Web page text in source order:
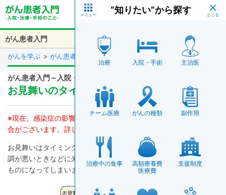
Skip
to
content
がん患者入門 メニュー
Introduction
Main
Menu
これからがんの治療を 始めるあなたへ
不安な気持ち、どうしたらいい？
正しい情報をつかもう！
まわりの人へ、どう伝えよう？
他の医師の意見も聞いてみよう！
治療を始める準備をしよう！
支援制度について知ろう
これからがんで入院するあなたへ
チーム医療ってなんだろう？
入院中にあると便利なものは？
快適に過ごすには、どうすればいい？
心がつらいときには、相談しよう。
入院・手術
入院生活のはじまり。どんな生活に？
看護師さんを頼ってみよう！
Breadcrumb
がんを学ぶ がん患者入門 入院・手術 お見舞いのタイミングは？
がん患者入門～入院・手術
お見舞いのタイミングは？
※現在、感染症の影響により各病院により面会制限がされている場
合がございます。詳しくは各病院にお問合せしてください。
お見舞いはタイミングが重要です。がんの手術前日や手術後の体
調が悪いときなどに来られたら、せっかくのお見舞いが、迷惑な
ものになってしまいます。
“知りたい”から探す
治療 入院・手術 主治医
チーム医療 がんの種類 副作用
治療中の食事
高額療養費
医療費
支援制度